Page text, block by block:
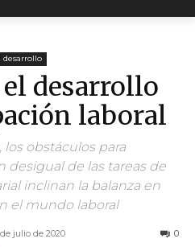
desarrollo
desarrollo
laboral
obstáculos para
desigual de las tareas de
inclinan la balanza en
el mundo laboral
julio de 2020 0